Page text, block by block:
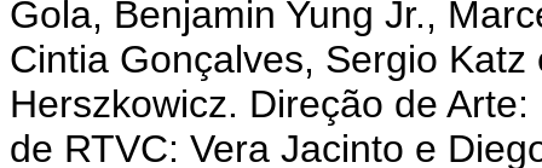
Gola, Benjamin Yung Jr.,
Cintia Gonçalves, Sergio
Herszkowicz. Direção de
de RTVC: Vera Jacinto e